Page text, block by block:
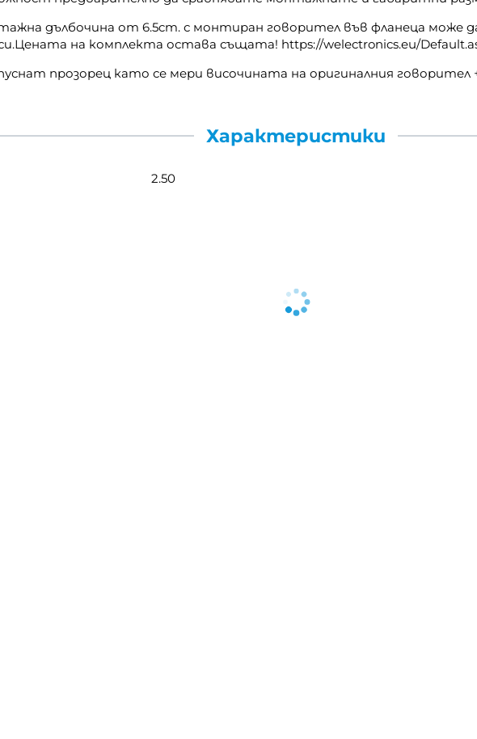
дълбочина от 6.5cm. с монтиран говорител във фланеца може
на комплекта остава същата! https://welectronics.eu/
прозорец като се мери височината на оригиналния
Характеристики
2.50